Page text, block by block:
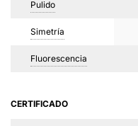
Pulido
Simetría
Fluorescencia
CERTIFICADO